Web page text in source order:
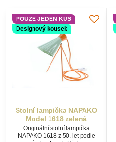
POUZE JEDEN KUS
Designový kousek
Stolní lampička NAPAKO
Model 1618 zelená
Originální stolní lampička
NAPAKO 1618 z 50. let podle